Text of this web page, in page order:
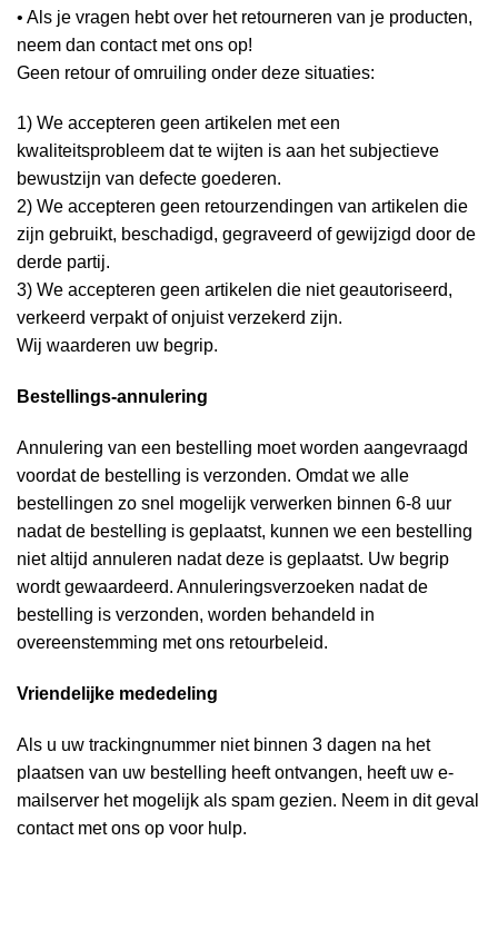
• Als je vragen hebt over het retourneren van je producten,
neem dan contact met ons op!
Geen retour of omruiling onder deze situaties:
1) We accepteren geen artikelen met een
kwaliteitsprobleem dat te wijten is aan het subjectieve
bewustzijn van defecte goederen.
2) We accepteren geen retourzendingen van artikelen die
zijn gebruikt, beschadigd, gegraveerd of gewijzigd door de
derde partij.
3) We accepteren geen artikelen die niet geautoriseerd,
verkeerd verpakt of onjuist verzekerd zijn.
Wij waarderen uw begrip.
Bestellings-annulering
Annulering van een bestelling moet worden aangevraagd
voordat de bestelling is verzonden. Omdat we alle
bestellingen zo snel mogelijk verwerken binnen 6-8 uur
nadat de bestelling is geplaatst, kunnen we een bestelling
niet altijd annuleren nadat deze is geplaatst. Uw begrip
wordt gewaardeerd. Annuleringsverzoeken nadat de
bestelling is verzonden, worden behandeld in
overeenstemming met ons retourbeleid.
Vriendelijke mededeling
Als u uw trackingnummer niet binnen 3 dagen na het
plaatsen van uw bestelling heeft ontvangen, heeft uw e-
mailserver het mogelijk als spam gezien. Neem in dit geval
contact met ons op voor hulp.